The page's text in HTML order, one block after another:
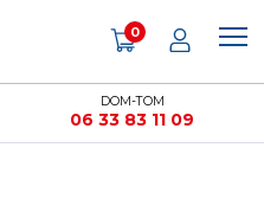
DOM-TOM
06 33 83 11 09
0